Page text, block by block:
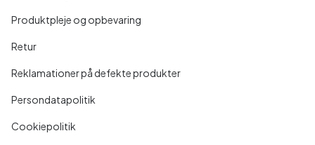
Produktpleje og opbevaring
Retur
Reklamationer på defekte produkter
Persondatapolitik
Cookiepolitik